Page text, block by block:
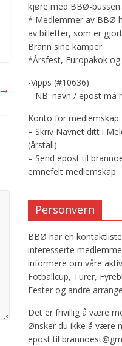
→
kjøre med BBØ-bussen.
* Medlemmer av BBØ
av billetter, som er
Brann sine kamper.
*Årsfest, Europakok
-Vipps (#10636)
– NB: navn / epost må
Konto for medlemskap:
– Skriv Navnet ditt i
(årstall)
– Send epost til
emnefelt medlemskap
Personvern
BBØ har en
interesserte
informere om våre
Fotballcup, Turer,
Fester og andre
Det er frivillig å være
Ønsker du ikke å være
epost til